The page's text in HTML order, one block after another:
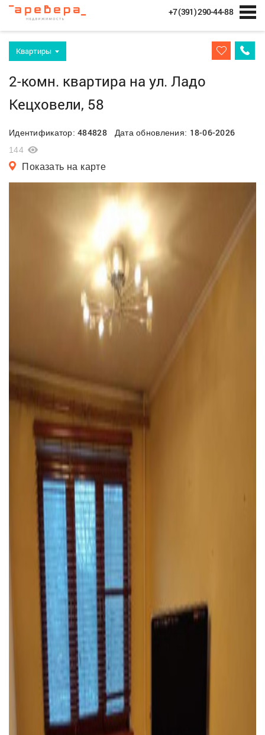
+7 (391) 290-44-88
Квартиры
2-комн. квартира на ул. Ладо
Кецховели, 58
Идентификатор:484828Дата обновления: 18-06-2026
144
Показать на карте